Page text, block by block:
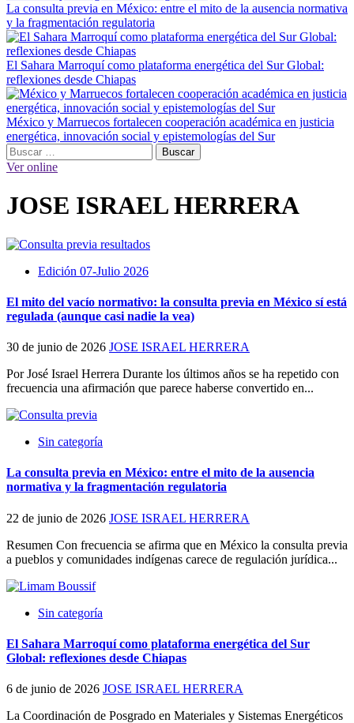
La consulta previa en México: entre el mito de la ausencia normativa
y la fragmentación regulatoria
El Sahara Marroquí como plataforma energética del Sur Global:
reflexiones desde Chiapas
México y Marruecos fortalecen cooperación académica en justicia
energética, innovación social y epistemologías del Sur
Menú
principal
Buscar:
Ver online
JOSE ISRAEL HERRERA
Edición 07-Julio 2026
El mito del vacío normativo: la consulta previa en México sí está
regulada (aunque casi nadie la vea)
30 de junio de 2026 JOSE ISRAEL HERRERA
Por José Israel Herrera Durante los últimos años se ha repetido con
frecuencia una afirmación que parece haberse convertido en...
Sin categoría
La consulta previa en México: entre el mito de la ausencia
normativa y la fragmentación regulatoria
22 de junio de 2026 JOSE ISRAEL HERRERA
Resumen Con frecuencia se afirma que en México la consulta previa
a pueblos y comunidades indígenas carece de regulación jurídica...
Sin categoría
El Sahara Marroquí como plataforma energética del Sur
Global: reflexiones desde Chiapas
6 de junio de 2026 JOSE ISRAEL HERRERA
La Coordinación de Posgrado en Materiales y Sistemas Energéticos